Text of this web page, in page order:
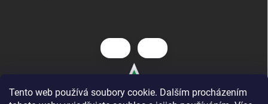
Tento web používá soubory cookie. Dalším procházením